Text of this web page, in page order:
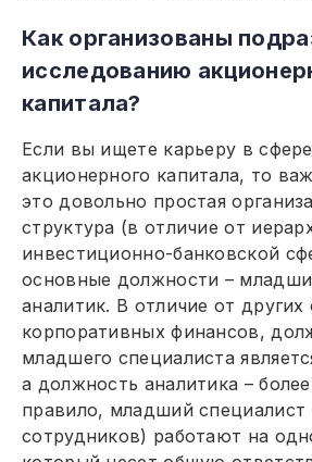
Как организованы
исследованию
капитала?
Если вы ищете карьеру в
акционерного капитала, то
это довольно простая
структура (в отличие от
инвестиционно-банковской
основные должности –
аналитик. В отличие от других
корпоративных финансов,
младшего специалиста
а должность аналитика –
правило, младший специалист
сотрудников) работают на